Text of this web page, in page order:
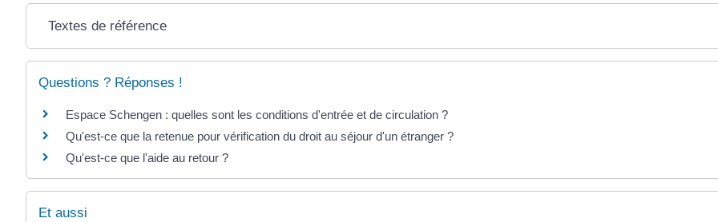
Textes de référence
Questions ? Réponses !
Espace Schengen : quelles sont les conditions d'entrée et de circulation ?
Qu'est-ce que la retenue pour vérification du droit au séjour d'un étranger ?
Qu'est-ce que l'aide au retour ?
Et aussi